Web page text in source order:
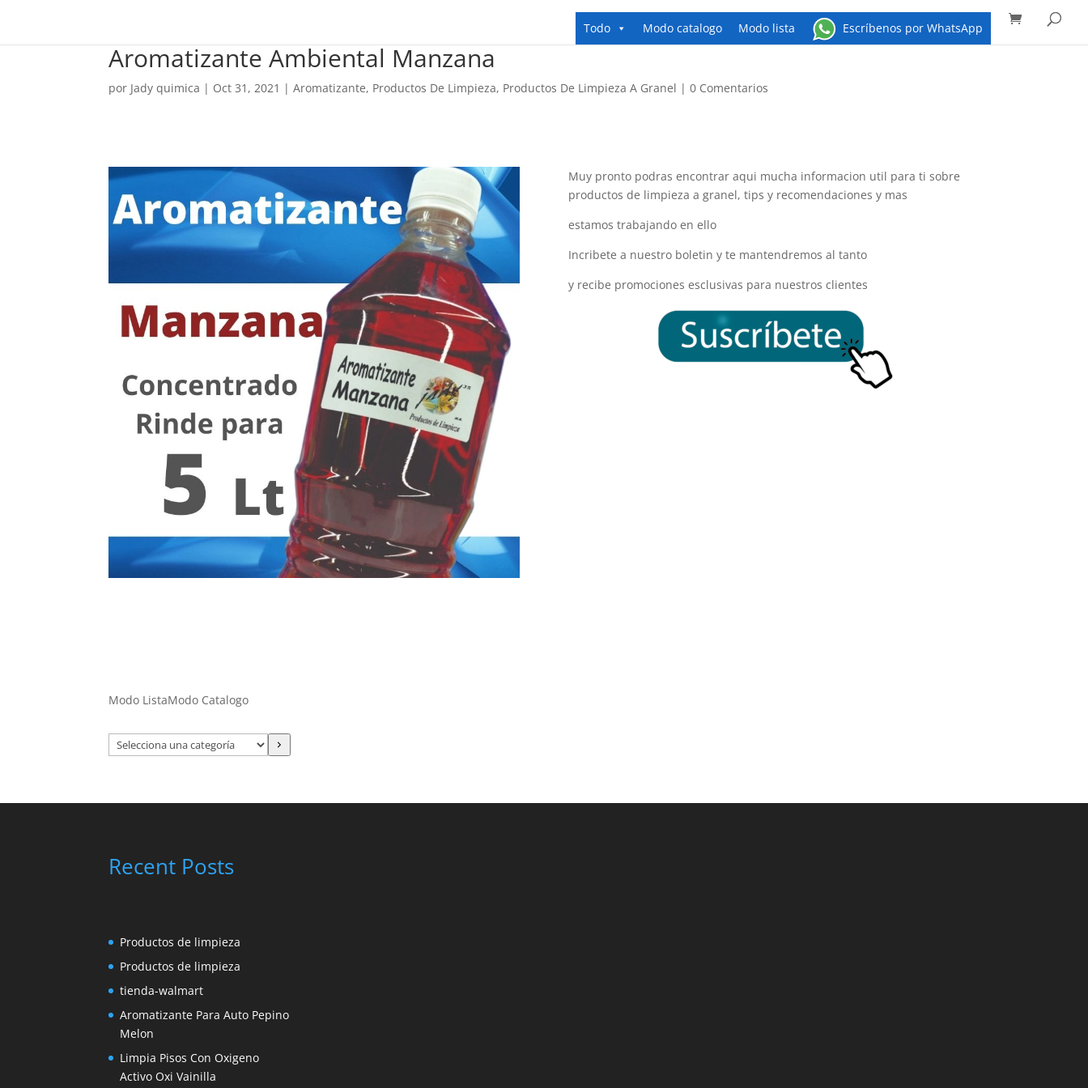
Todo Modo catalogo Modo lista Escríbenos por WhatsApp
de
productos
Aromatizante Ambiental Manzana
por Jady quimica | Oct 31, 2021 |Aromatizante, Productos De Limpieza, Productos De Limpieza A Granel |0 Comentarios
Muy pronto podras encontrar aqui mucha informacion util para ti sobre
productos de limpieza a granel, tips y recomendaciones y mas
estamos trabajando en ello
Incribete a nuestro boletin y te mantendremos al tanto
y recibe promociones esclusivas para nuestros clientes
Modo ListaModo Catalogo
Selecciona
una
Recent Posts
Productos de limpieza
Productos de limpieza
tienda-walmart
Aromatizante Para Auto Pepino
Melon
Limpia Pisos Con Oxigeno
Activo Oxi Vainilla